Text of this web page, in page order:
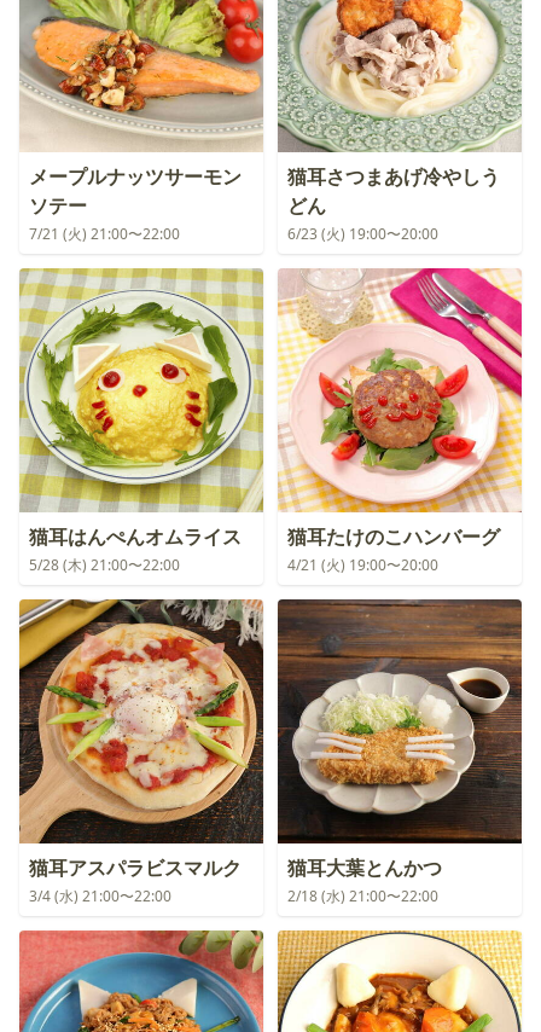
メープルナッツサーモン
ソテー
7/21 (火) 21:00〜22:00
猫耳さつまあげ冷やしう
どん
6/23 (火) 19:00〜20:00
猫耳はんぺんオムライス
5/28 (木) 21:00〜22:00
猫耳たけのこハンバーグ
4/21 (火) 19:00〜20:00
猫耳アスパラビスマルク
3/4 (水) 21:00〜22:00
猫耳大葉とんかつ
2/18 (水) 21:00〜22:00